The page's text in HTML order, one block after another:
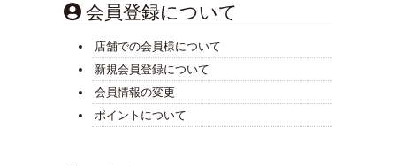
会員登録について
店舗での会員様について
新規会員登録について
会員情報の変更
ポイントについて